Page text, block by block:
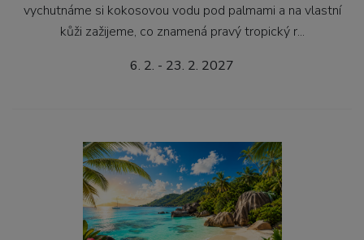
vychutnáme si kokosovou vodu pod palmami a na vlastní
kůži zažijeme, co znamená pravý tropický r...
6. 2. - 23. 2. 2027